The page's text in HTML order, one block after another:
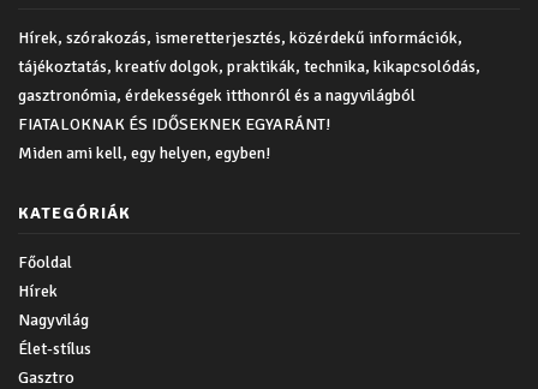
Hírek, szórakozás, ismeretterjesztés, közérdekű információk,
tájékoztatás, kreatív dolgok, praktikák, technika, kikapcsolódás,
gasztronómia, érdekességek itthonról és a nagyvilágból
FIATALOKNAK ÉS IDŐSEKNEK EGYARÁNT!
Miden ami kell, egy helyen, egyben!
KATEGÓRIÁK
Főoldal
Hírek
Nagyvilág
Élet-stílus
Gasztro